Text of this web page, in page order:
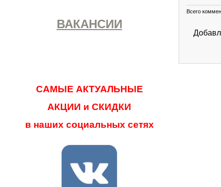
ВАКАНСИИ
САМЫЕ АКТУАЛЬНЫЕ
АКЦИИ и СКИДКИ
в наших социальных сетях
Всего